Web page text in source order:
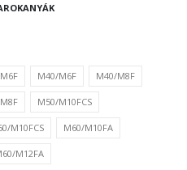
M40/M6F M40/M8F
M50/M10FCS
M10FCS M60/M10FA
M12FA